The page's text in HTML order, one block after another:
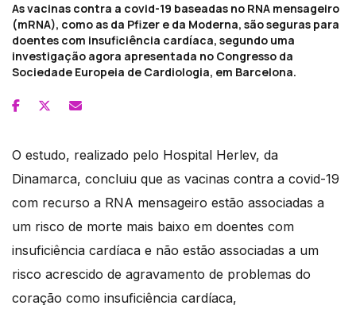
As vacinas contra a covid-19 baseadas no RNA mensageiro
(mRNA), como as da Pfizer e da Moderna, são seguras para
doentes com insuficiência cardíaca, segundo uma
investigação agora apresentada no Congresso da
Sociedade Europeia de Cardiologia, em Barcelona.
O estudo, realizado pelo Hospital Herlev, da
Dinamarca, concluiu que as vacinas contra a covid-19
com recurso a RNA mensageiro estão associadas a
um risco de morte mais baixo em doentes com
insuficiência cardíaca e não estão associadas a um
risco acrescido de agravamento de problemas do
coração como insuficiência cardíaca,